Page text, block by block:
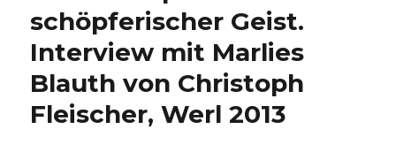
Wilhelm
Willms,
Dorothee
Sölle,
schöpferischer Geist.
Interview mit Marlies
Blauth von Christoph
Fleischer, Werl 2013